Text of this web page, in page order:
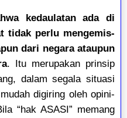
kedaulatan ada di
tidak perlu mengemis-
dari negara ataupun
. Itu merupakan prinsip
dalam segala situasi
digiring oleh opini-
“hak ASASI” memang